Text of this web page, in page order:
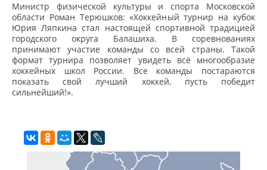
Министр физической культуры и спорта Московской
области Роман Терюшков: «Хоккейный турнир на кубок
Юрия Ляпкина стал настоящей спортивной традицией
городского округа Балашиха. В соревнованиях
принимают участие команды со всей страны. Такой
формат турнира позволяет увидеть всё многообразие
хоккейных школ России. Все команды постараются
показать свой лучший хоккей, пусть победит
сильнейший!».